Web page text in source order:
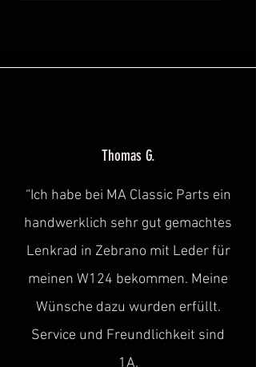
Thomas G.
“Ich habe bei MA Classic Parts ein
handwerklich sehr gut gemachtes
Lenkrad in Zebrano mit Leder für
meinen W124 bekommen. Meine
Wünsche dazu wurden erfüllt.
Service und Freundlichkeit sind
1A.